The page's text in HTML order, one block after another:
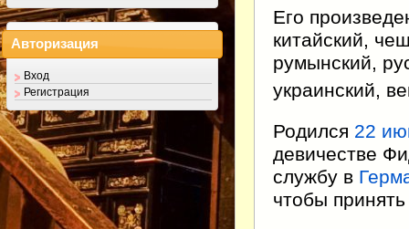
Его
китайский,
румынский,
украинский,
Родился 22
девичестве
службу в
чтобы
Авторизация
Вход
Регистрация